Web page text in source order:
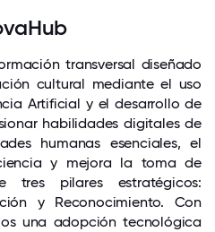
transversal diseñado
cultural mediante el uso
Artificial y el desarrollo de
habilidades digitales de
humanas esenciales, el
y mejora la toma de
tres pilares estratégicos:
y Reconocimiento. Con
una adopción tecnológica